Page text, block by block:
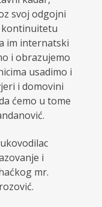
svoj odgojni
kontinuitetu
im internatski
i obrazujemo
usadimo i
i domovini
ćemo u tome
i
mr.